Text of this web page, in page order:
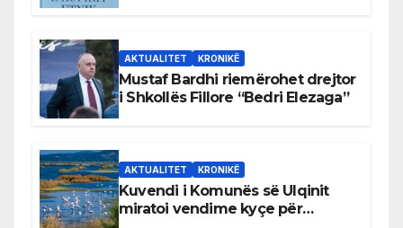
AKTUALITET KRONIKË
Mustaf Bardhi riemërohet drejtor
i Shkollës Fillore “Bedri Elezaga”
AKTUALITET KRONIKË
Kuvendi i Komunës së Ulqinit
miratoi vendime kyçe për